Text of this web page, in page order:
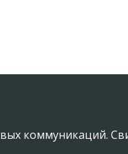
коммуникаций.